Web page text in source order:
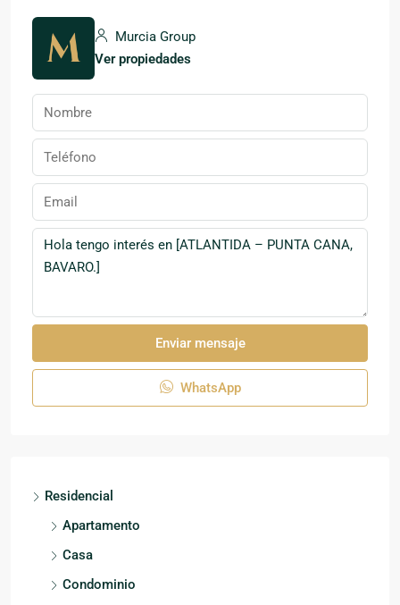
Murcia Group
Ver propiedades
Enviar mensaje
WhatsApp
Residencial
Apartamento
Casa
Condominio